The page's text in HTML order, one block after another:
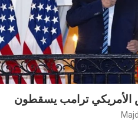
الأمريكي ترامب يسقطون